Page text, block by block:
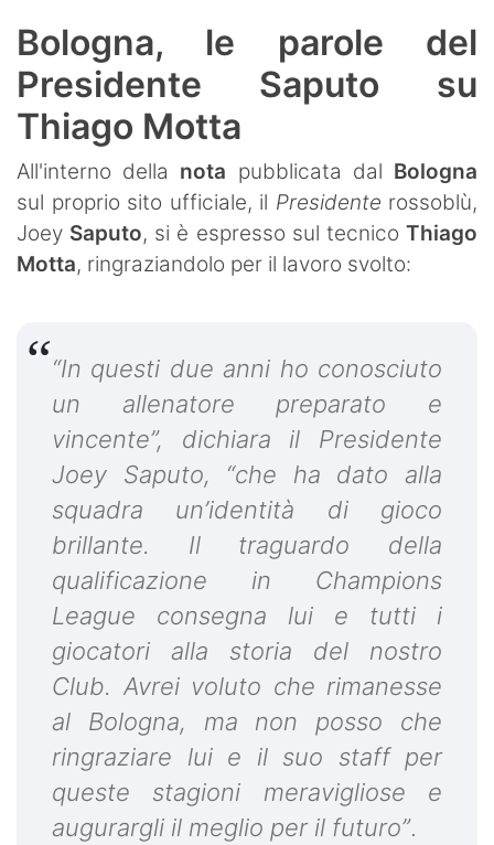
Bologna, le parole del
Presidente Saputo su
Thiago Motta
All'interno della nota pubblicata dal Bologna
sul proprio sito ufficiale, il Presidente rossoblù,
Joey Saputo, si è espresso sul tecnicoThiago
Motta, ringraziandolo per il lavoro svolto:
“In questi due anni ho conosciuto
un allenatore preparato e
vincente”, dichiara il Presidente
Joey Saputo, “che ha dato alla
squadra un’identità di gioco
brillante. Il traguardo della
qualificazione in Champions
League consegna lui e tutti i
giocatori alla storia del nostro
Club. Avrei voluto che rimanesse
al Bologna, ma non posso che
ringraziare lui e il suo staff per
queste stagioni meravigliose e
augurargli il meglio per il futuro”.